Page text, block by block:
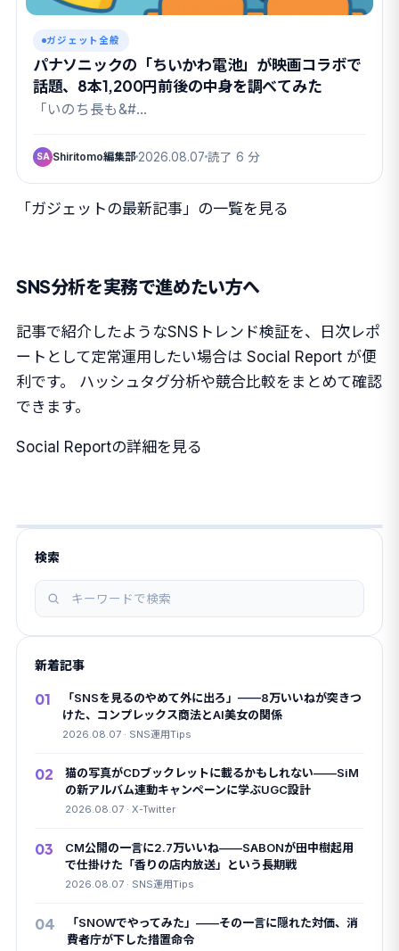
ガジェット全般
パナソニックの「ちいかわ電池」が映画コラボで
話題、8本1,200円前後の中身を調べてみた
「いのち長も&#…
SA Shiritomo編集部 2026.08.07 読了 6 分
「ガジェットの最新記事」の一覧を見る
SNS分析を実務で進めたい方へ
記事で紹介したようなSNSトレンド検証を、日次レポ
ートとして定常運用したい場合は Social Report が便
利です。 ハッシュタグ分析や競合比較をまとめて確認
できます。
Social Reportの詳細を見る
検索
記
事
を
検
索
新着記事
01
「SNSを見るのやめて外に出ろ」——8万いいねが突きつ
けた、コンプレックス商法とAI美女の関係
2026.08.07 · SNS運用Tips
02
猫の写真がCDブックレットに載るかもしれない——SiM
の新アルバム連動キャンペーンに学ぶUGC設計
2026.08.07 · X-Twitter
03
CM公開の一言に2.7万いいね——SABONが田中樹起用
で仕掛けた「香りの店内放送」という長期戦
2026.08.07 · SNS運用Tips
04
「SNOWでやってみた」——その一言に隠れた対価、消
費者庁が下した措置命令